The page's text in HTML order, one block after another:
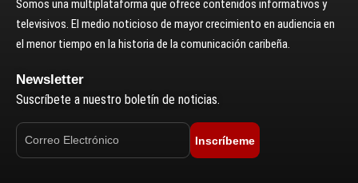
Somos una multiplataforma que ofrece contenidos informativos y
televisivos. El medio noticioso de mayor crecimiento en audiencia en
el menor tiempo en la historia de la comunicación caribeña.
Newsletter
Suscríbete a nuestro boletín de noticias.
Inscríbeme